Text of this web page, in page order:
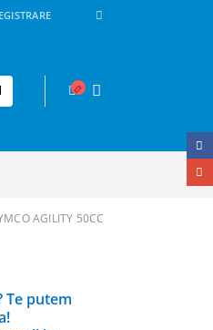
AGILITY 50CC
Te putem